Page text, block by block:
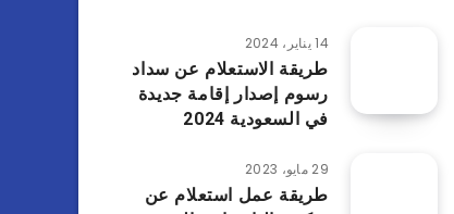
14 يناير، 2024
طريقة الاستعلام عن سداد
رسوم إصدار إقامة جديدة
في السعودية 2024
29 مايو، 2023
طريقة عمل استعلام عن